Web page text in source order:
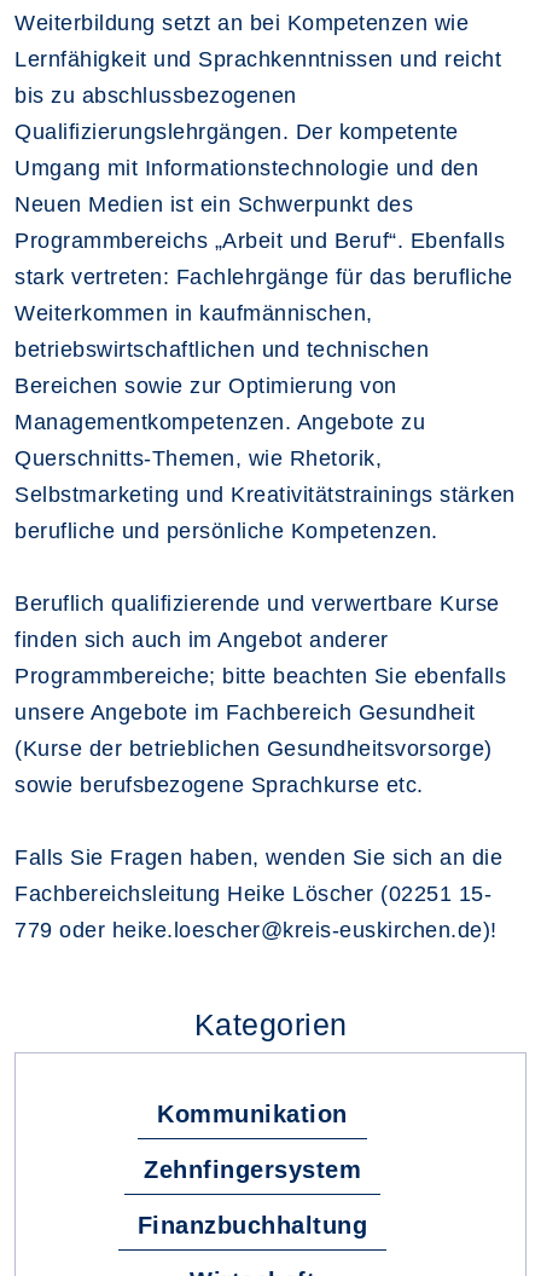
Weiterbildung setzt an bei Kompetenzen wie
Lernfähigkeit und Sprachkenntnissen und reicht
bis zu abschlussbezogenen
Qualifizierungslehrgängen. Der kompetente
Umgang mit Informationstechnologie und den
Neuen Medien ist ein Schwerpunkt des
Programmbereichs „Arbeit und Beruf“. Ebenfalls
stark vertreten: Fachlehrgänge für das berufliche
Weiterkommen in kaufmännischen,
betriebswirtschaftlichen und technischen
Bereichen sowie zur Optimierung von
Managementkompetenzen. Angebote zu
Querschnitts-Themen, wie Rhetorik,
Selbstmarketing und Kreativitätstrainings stärken
berufliche und persönliche Kompetenzen.
Beruflich qualifizierende und verwertbare Kurse
finden sich auch im Angebot anderer
Programmbereiche; bitte beachten Sie ebenfalls
unsere Angebote im Fachbereich Gesundheit
(Kurse der betrieblichen Gesundheitsvorsorge)
sowie berufsbezogene Sprachkurse etc.
Falls Sie Fragen haben, wenden Sie sich an die
Fachbereichsleitung Heike Löscher (02251 15-
779 oder heike.loescher@kreis-euskirchen.de)!
Kategorien
Kommunikation
Zehnfingersystem
Finanzbuchhaltung